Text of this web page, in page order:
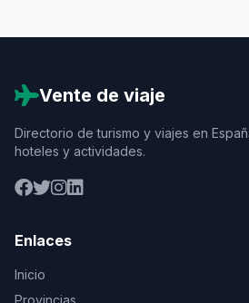
Vente de viaje
Directorio de turismo y viajes en
hoteles y actividades.
Enlaces
Inicio
Provincias